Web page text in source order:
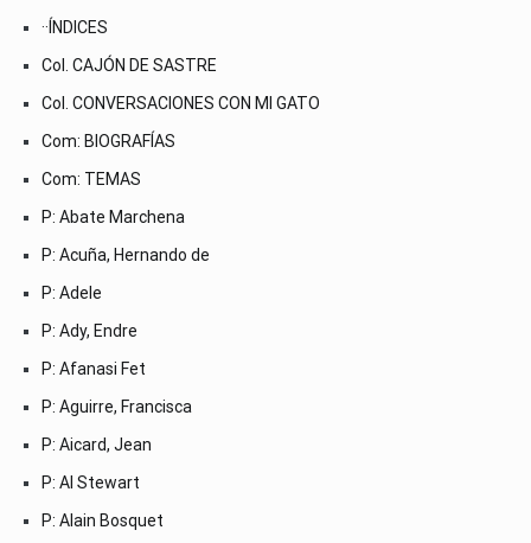
··ÍNDICES
Col. CAJÓN DE SASTRE
Col. CONVERSACIONES CON MI GATO
Com: BIOGRAFÍAS
Com: TEMAS
P: Abate Marchena
P: Acuña, Hernando de
P: Adele
P: Ady, Endre
P: Afanasi Fet
P: Aguirre, Francisca
P: Aicard, Jean
P: Al Stewart
P: Alain Bosquet